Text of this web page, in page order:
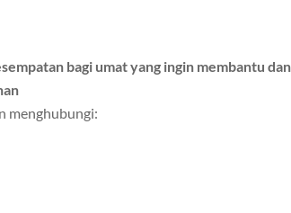
bagi umat yang ingin membantu dan
menghubungi: